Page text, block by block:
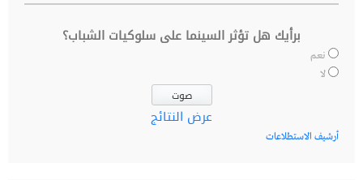
برأيك هل تؤثر السينما على سلوكيات الشباب؟
نعم
لا
عرض النتائج
أرشيف الاستطلاعات